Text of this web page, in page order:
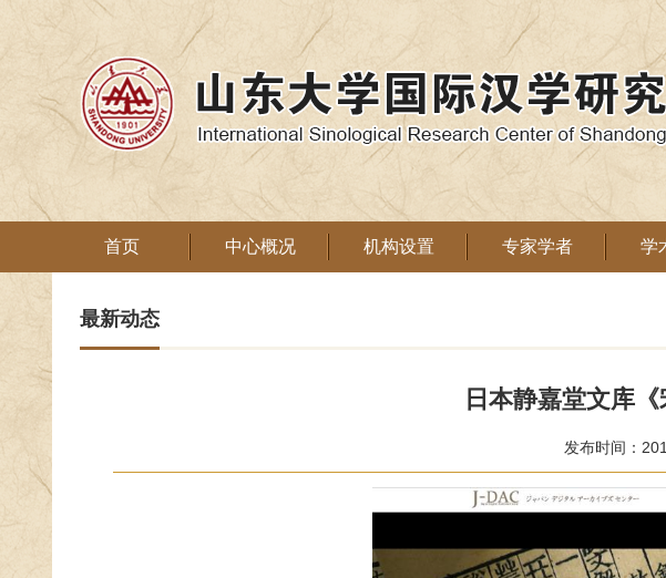
首页 中心概况 机构设置 专家学者 学
最新动态
日本静嘉堂文库
发布时间：